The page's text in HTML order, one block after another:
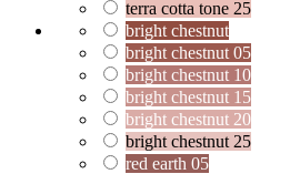
terra cotta tone 25
bright chestnut
bright chestnut 05
bright chestnut 10
bright chestnut 15
bright chestnut 20
bright chestnut 25
red earth 05